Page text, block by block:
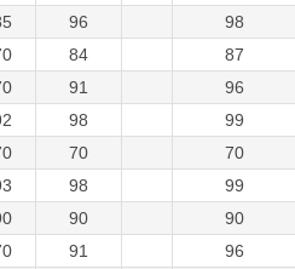
96 98
84 87
91 96
98 99
70 70
98 99
90 90
91 96